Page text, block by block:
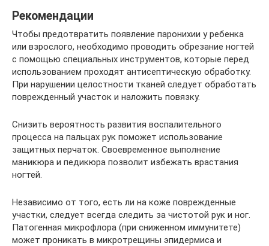
Рекомендации
Чтобы предотвратить появление паронихии у ребенка
или взрослого, необходимо проводить обрезание ногтей
с помощью специальных инструментов, которые перед
использованием проходят антисептическую обработку.
При нарушении целостности тканей следует обработать
поврежденный участок и наложить повязку.
Снизить вероятность развития воспалительного
процесса на пальцах рук поможет использование
защитных перчаток. Своевременное выполнение
маникюра и педикюра позволит избежать врастания
ногтей.
Независимо от того, есть ли на коже поврежденные
участки, следует всегда следить за чистотой рук и ног.
Патогенная микрофлора (при сниженном иммунитете)
может проникать в микротрещины эпидермиса и